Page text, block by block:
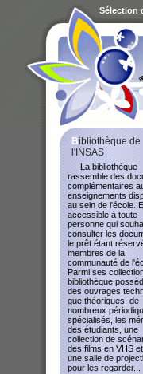
Bibliothèque de
l'INSAS
La bibliothèque
rassemble des
complémentaires
enseignements
au sein de l'école.
accessible à toute
personne qui
consulter les
le prêt étant
membres de la
communauté de
Parmi ses
bibliothèque
des ouvrages
que théoriques, de
nombreux
spécialisés, les
des étudiants, une
collection de
des films en VHS et
une salle de
pour les regarder...
Sélection